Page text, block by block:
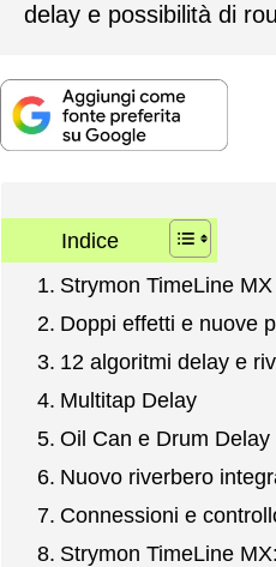
delay e possibilità di
Indice
Strymon TimeLine MX
Doppi effetti e nuove
12 algoritmi delay e
Multitap Delay
Oil Can e Drum Delay
Nuovo riverbero
Connessioni e
Strymon TimeLine